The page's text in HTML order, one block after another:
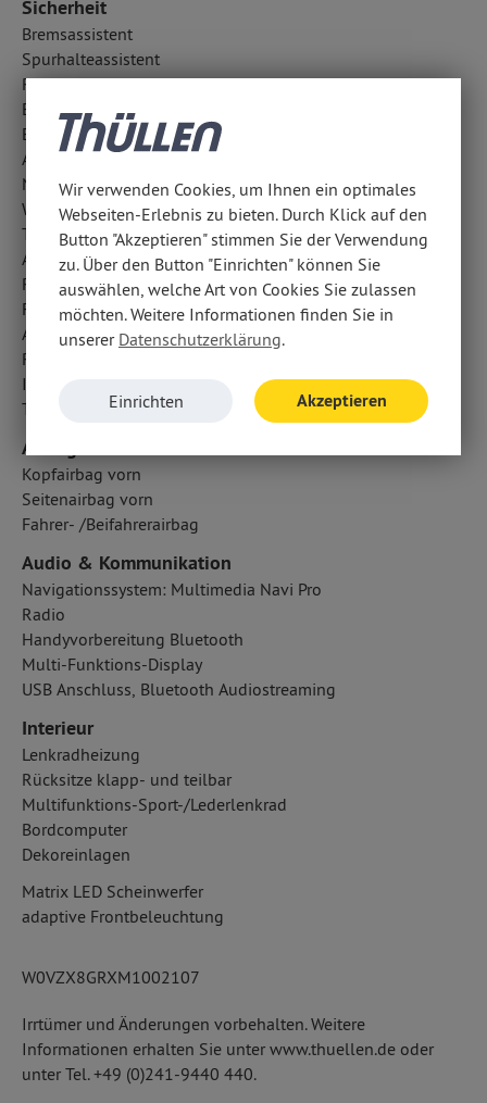
Sicherheit
Bremsassistent
Spurhalteassistent
Rückfahrkamera
Einparkhilfe vorn und hinten
Elektr. Stabilitätsprogramm ESP
Antiblockiersystem ABS
Nebelscheinwerfer
Wegfahrsperre
Totwinkel-Assistent
Abbiegelicht
Regensensor
Fahrlichtautomatik
Außentemperatur Anzeige
Reifendruckkontrolle
ISOFIX Kindersitzbefestigung
Traktionskontrolle
Airbags
Kopfairbag vorn
Seitenairbag vorn
Fahrer- /Beifahrerairbag
Audio & Kommunikation
Navigationssystem: Multimedia Navi Pro
Radio
Handyvorbereitung Bluetooth
Multi-Funktions-Display
USB Anschluss, Bluetooth Audiostreaming
Interieur
Lenkradheizung
Rücksitze klapp- und teilbar
Multifunktions-Sport-/Lederlenkrad
Bordcomputer
Dekoreinlagen
Matrix LED Scheinwerfer
adaptive Frontbeleuchtung
W0VZX8GRXM1002107
Irrtümer und Änderungen vorbehalten. Weitere
Informationen erhalten Sie unter www.thuellen.de oder
unter Tel. +49 (0)241-9440 440.
Wir verwenden Cookies, um Ihnen ein optimales
Webseiten-Erlebnis zu bieten. Durch Klick auf den
Button "Akzeptieren" stimmen Sie der Verwendung
zu. Über den Button "Einrichten" können Sie
auswählen, welche Art von Cookies Sie zulassen
möchten. Weitere Informationen finden Sie in
unserer Datenschutzerklärung.
Einrichten Akzeptieren